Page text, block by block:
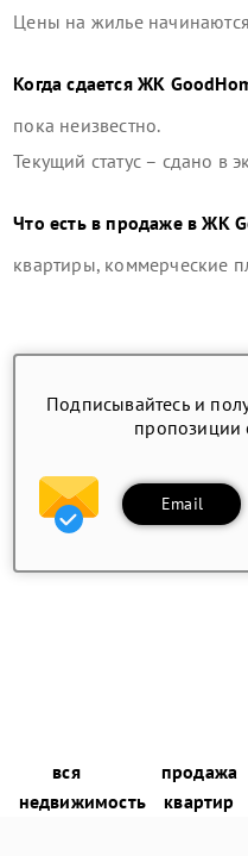
Цены на жилье
Когда сдаетсяЖК
пока неизвестно.
Текущий статус – сдано в
Что есть в продаже вЖК
квартиры, коммерческие
Подписывайтесь и
пропозиции
Email
вся
недвижимость
продажа
квартир